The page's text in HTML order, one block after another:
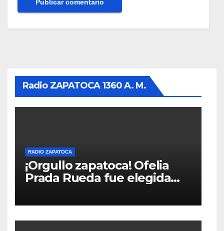
Radio ZAPATOCA 1360 A. M.
RADIO ZAPATOCA
¡Orgullo zapatoca! Ofelia
Prada Rueda fue elegida
the Universe, categoría